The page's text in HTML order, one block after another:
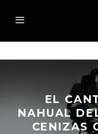
EL
NAHUAL
CENIZAS